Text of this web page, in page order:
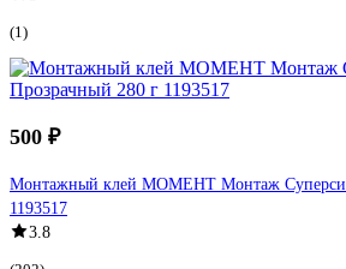
(1)
500 ₽
Монтажный клей МОМЕНТ Монтаж
1193517
3.8